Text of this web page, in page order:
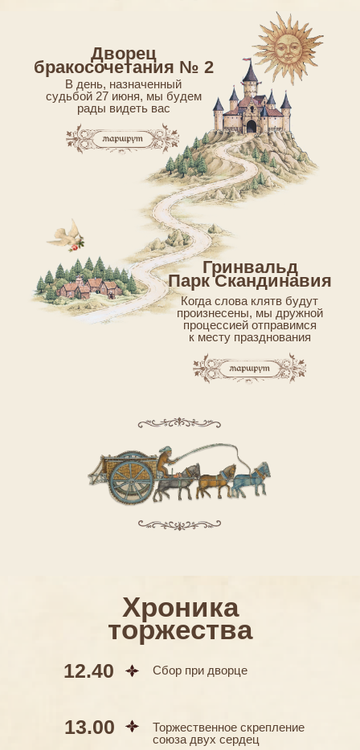
Когда слова клятв будут
произнесены, мы дружной
процессией отправимся
к месту празднования
Гринвальд
Парк Скандинавия
В день, назначенный
судьбой 27 июня, мы будем
рады видеть вас
Дворец
бракосочетания № 2
13.00
Торжественное скрепление
союза двух сердец
Сбор при дворце
12.40
Хроника
торжества